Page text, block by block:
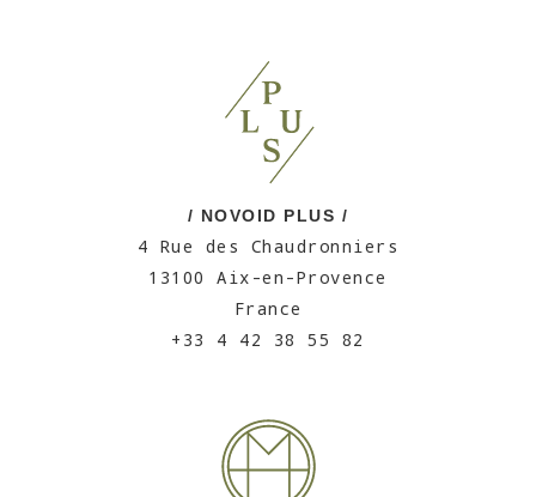
/ NOVOID PLUS /
4 Rue des Chaudronniers
13100 Aix-en-Provence
France
+33 4 42 38 55 82